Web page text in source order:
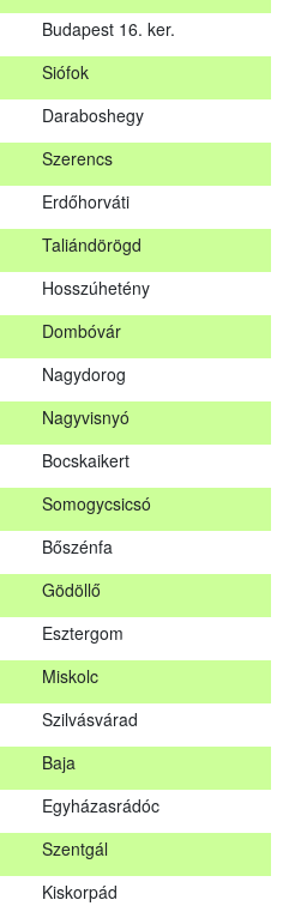
Budapest 16. ker.
Siófok
Daraboshegy
Szerencs
Erdőhorváti
Taliándörögd
Hosszúhetény
Dombóvár
Nagydorog
Nagyvisnyó
Bocskaikert
Somogycsicsó
Bőszénfa
Gödöllő
Esztergom
Miskolc
Szilvásvárad
Baja
Egyházasrádóc
Szentgál
Kiskorpád
Barcs
Budapest 16. ker.
Daraboshegy
Erdőhorváti
Taliándörögd
Dombóvár
Bocskaikert
Esztergom
Miskolc
Szilvásvárad